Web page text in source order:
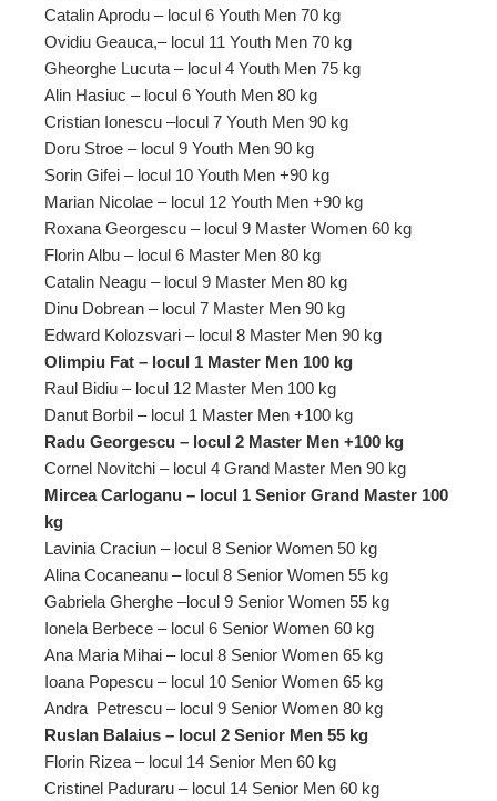
Catalin Aprodu – locul 6 Youth Men 70 kg
Ovidiu Geauca,– locul 11 Youth Men 70 kg
Gheorghe Lucuta – locul 4 Youth Men 75 kg
Alin Hasiuc – locul 6 Youth Men 80 kg
Cristian Ionescu –locul 7 Youth Men 90 kg
Doru Stroe – locul 9 Youth Men 90 kg
Sorin Gifei – locul 10 Youth Men +90 kg
Marian Nicolae – locul 12 Youth Men +90 kg
Roxana Georgescu – locul 9 Master Women 60 kg
Florin Albu – locul 6 Master Men 80 kg
Catalin Neagu – locul 9 Master Men 80 kg
Dinu Dobrean – locul 7 Master Men 90 kg
Edward Kolozsvari – locul 8 Master Men 90 kg
Olimpiu Fat – locul 1 Master Men 100 kg
Raul Bidiu – locul 12 Master Men 100 kg
Danut Borbil – locul 1 Master Men +100 kg
Radu Georgescu – locul 2 Master Men +100 kg
Cornel Novitchi – locul 4 Grand Master Men 90 kg
Mircea Carloganu – locul 1 Senior Grand Master 100
kg
Lavinia Craciun – locul 8 Senior Women 50 kg
Alina Cocaneanu – locul 8 Senior Women 55 kg
Gabriela Gherghe –locul 9 Senior Women 55 kg
Ionela Berbece – locul 6 Senior Women 60 kg
Ana Maria Mihai – locul 8 Senior Women 65 kg
Ioana Popescu – locul 10 Senior Women 65 kg
Andra Petrescu – locul 9 Senior Women 80 kg
Ruslan Balaius – locul 2 Senior Men 55 kg
Florin Rizea – locul 14 Senior Men 60 kg
Cristinel Paduraru – locul 14 Senior Men 60 kg